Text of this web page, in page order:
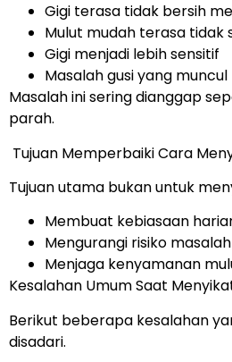
Gigi terasa tidak bersih
Mulut mudah terasa tidak
Gigi menjadi lebih sensitif
Masalah gusi yang
Masalah ini sering dianggap
parah.
Tujuan Memperbaiki Cara
Tujuan utama bukan untuk
Membuat kebiasaan
Mengurangi risiko
Menjaga kenyamanan
Kesalahan Umum Saat
Berikut beberapa kesalahan
disadari.